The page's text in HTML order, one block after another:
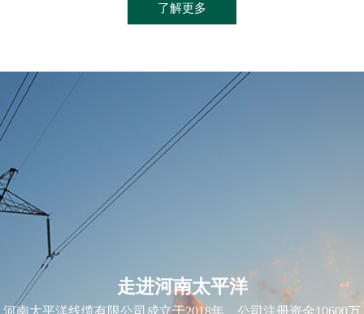
了解更多
走进河南太平洋